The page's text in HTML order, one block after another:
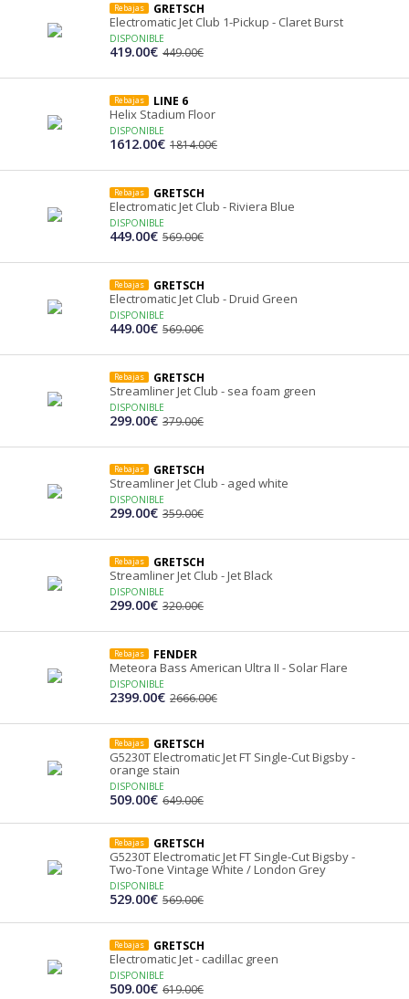
Rebajas GRETSCH
Electromatic Jet Club 1-Pickup - Claret Burst
DISPONIBLE
419.00€ 449.00€
Rebajas LINE 6
Helix Stadium Floor
DISPONIBLE
1612.00€ 1814.00€
Rebajas GRETSCH
Electromatic Jet Club - Riviera Blue
DISPONIBLE
449.00€ 569.00€
Rebajas GRETSCH
Electromatic Jet Club - Druid Green
DISPONIBLE
449.00€ 569.00€
Rebajas GRETSCH
Streamliner Jet Club - sea foam green
DISPONIBLE
299.00€ 379.00€
Rebajas GRETSCH
Streamliner Jet Club - aged white
DISPONIBLE
299.00€ 359.00€
Rebajas GRETSCH
Streamliner Jet Club - Jet Black
DISPONIBLE
299.00€ 320.00€
Rebajas FENDER
Meteora Bass American Ultra II - Solar Flare
DISPONIBLE
2399.00€ 2666.00€
Rebajas GRETSCH
G5230T Electromatic Jet FT Single-Cut Bigsby -
orange stain
DISPONIBLE
509.00€ 649.00€
Rebajas GRETSCH
G5230T Electromatic Jet FT Single-Cut Bigsby -
Two-Tone Vintage White / London Grey
DISPONIBLE
529.00€ 569.00€
Rebajas GRETSCH
Electromatic Jet - cadillac green
DISPONIBLE
509.00€ 619.00€